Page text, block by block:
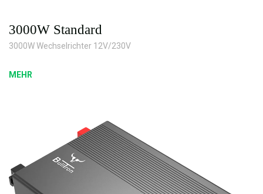
3000W Standard
3000W Wechselrichter 12V/230V
MEHR